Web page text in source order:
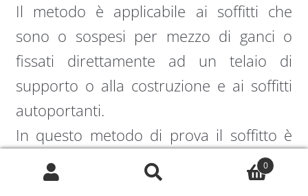
Il metodo è applicabile ai soffitti che
sono o sospesi per mezzo di ganci o
fissati direttamente ad un telaio di
supporto o alla costruzione e ai soffitti
autoportanti.
In questo metodo di prova il soffitto è
esposto al fuoco con l’esposizione
effettuata:
0